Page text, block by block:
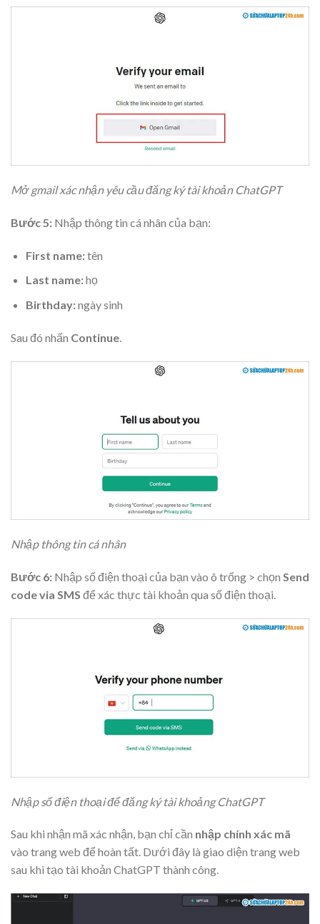
Mở gmail xác nhận yêu cầu đăng ký tài khoản ChatGPT
Bước 5: Nhập thông tin cá nhân của bạn:
First name:tên
Last name:họ
Birthday:ngày sinh
Sau đó nhấn Continue
Nhập thông tin cá nhân
Bước 6: Nhập số điện thoại của bạn vào ô trống > chọn Send
code via SMS để xác thực tài khoản qua số điện thoại.
Nhập số điện thoại để đăng ký tài khoảng ChatGPT
Sau khi nhận mã xác nhận, bạn chỉ cần nhập chính xác mã
vào trang web để hoàn tất. Dưới đây là giao diện trang web
sau khi tạo tài khoản ChatGPT thành công.